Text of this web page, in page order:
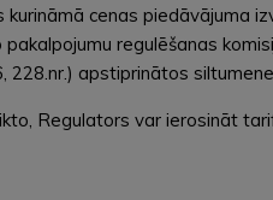
cenas piedāvājuma
regulēšanas
228.nr.) apstiprinātos
Regulators var ierosināt